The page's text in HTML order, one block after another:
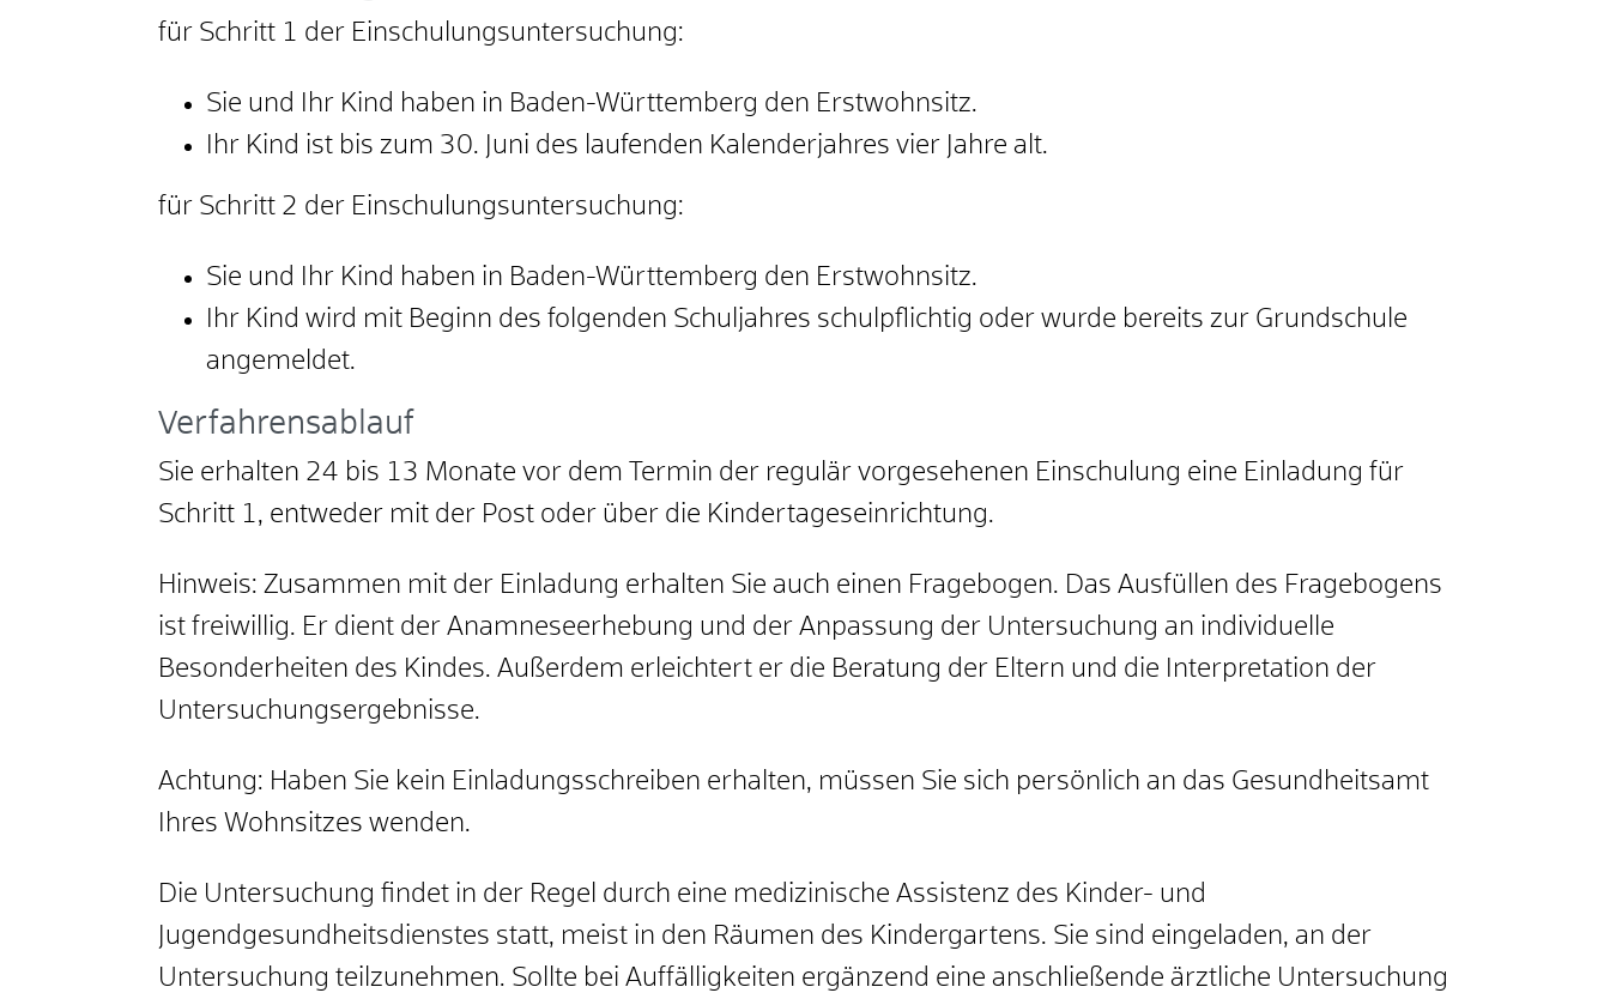
für Schritt 1 der Einschulungsuntersuchung:
Sie und Ihr Kind haben in Baden-Württemberg den Erstwohnsitz.
Ihr Kind ist bis zum 30. Juni des laufenden Kalenderjahres vier Jahre alt.
für Schritt 2 der Einschulungsuntersuchung:
Sie und Ihr Kind haben in Baden-Württemberg den Erstwohnsitz.
Ihr Kind wird mit Beginn des folgenden Schuljahres schulpflichtig oder wurde bereits zur Grundschule
angemeldet.
Verfahrensablauf
Sie erhalten 24 bis 13 Monate vor dem Termin der regulär vorgesehenen Einschulung eine Einladung für
Schritt 1, entweder mit der Post oder über die Kindertageseinrichtung.
Hinweis: Zusammen mit der Einladung erhalten Sie auch einen Fragebogen. Das Ausfüllen des Fragebogens
ist freiwillig. Er dient der Anamneseerhebung und der Anpassung der Untersuchung an individuelle
Besonderheiten des Kindes. Außerdem erleichtert er die Beratung der Eltern und die Interpretation der
Untersuchungsergebnisse.
Achtung: Haben Sie kein Einladungsschreiben erhalten, müssen Sie sich persönlich an das Gesundheitsamt
Ihres Wohnsitzes wenden.
Die Untersuchung findet in der Regel durch eine medizinische Assistenz des Kinder- und
Jugendgesundheitsdienstes statt, meist in den Räumen des Kindergartens. Sie sind eingeladen, an der
Untersuchung teilzunehmen. Sollte bei Auffälligkeiten ergänzend eine anschließende ärztliche Untersuchung